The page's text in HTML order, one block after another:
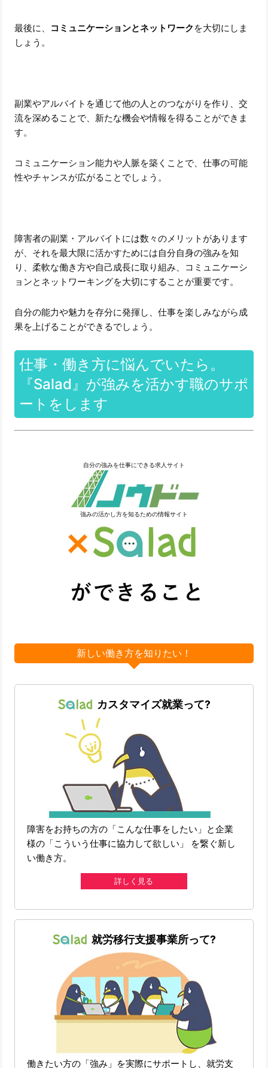
最後に、 コミュニケーションとネットワーク を大切にしま
しょう。
副業やアルバイトを通じて他の人とのつながりを作り、交
流を深めることで、新たな機会や情報を得ることができま
す。
コミュニケーション能力や人脈を築くことで、仕事の可能
性やチャンスが広がることでしょう。
障害者の副業・アルバイトには数々のメリットがあります
が、それを最大限に活かすためには自分自身の強みを知
り、柔軟な働き方や自己成長に取り組み、コミュニケーシ
ョンとネットワーキングを大切にすることが重要です。
自分の能力や魅力を存分に発揮し、仕事を楽しみながら成
果を上げることができるでしょう。
仕事・働き方に悩んでいたら。
『Salad』が強みを活かす職のサポ
ートをします
自分の強みを仕事にできる求人サイト
強みの活かし方を知るための情報サイト
新しい働き方を知りたい！
カスタマイズ就業って?
障害をお持ちの方の「こんな仕事をしたい」と企業
様の「こういう仕事に協力して欲しい」 を繋ぐ新し
い働き方。
詳しく見る
就労移行支援事業所って?
働きたい方の「強み」を実際にサポートし、就労支